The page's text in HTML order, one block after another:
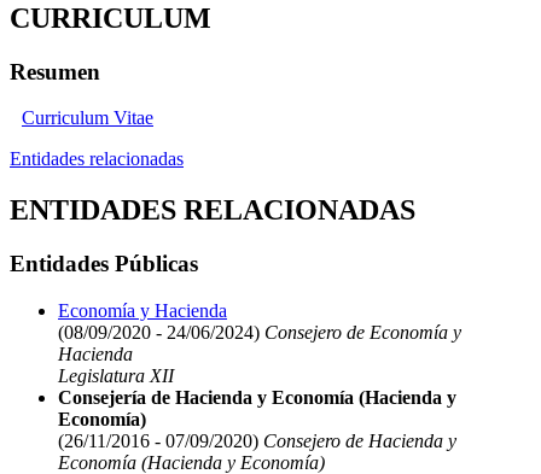
CURRICULUM
Resumen
Curriculum Vitae
Entidades relacionadas
ENTIDADES RELACIONADAS
Entidades Públicas
Economía y Hacienda
(08/09/2020 - 24/06/2024) Consejero de Economía y
Hacienda
Legislatura XII
Consejería de Hacienda y Economía (Hacienda y
Economía)
(26/11/2016 - 07/09/2020) Consejero de Hacienda y
Economía (Hacienda y Economía)